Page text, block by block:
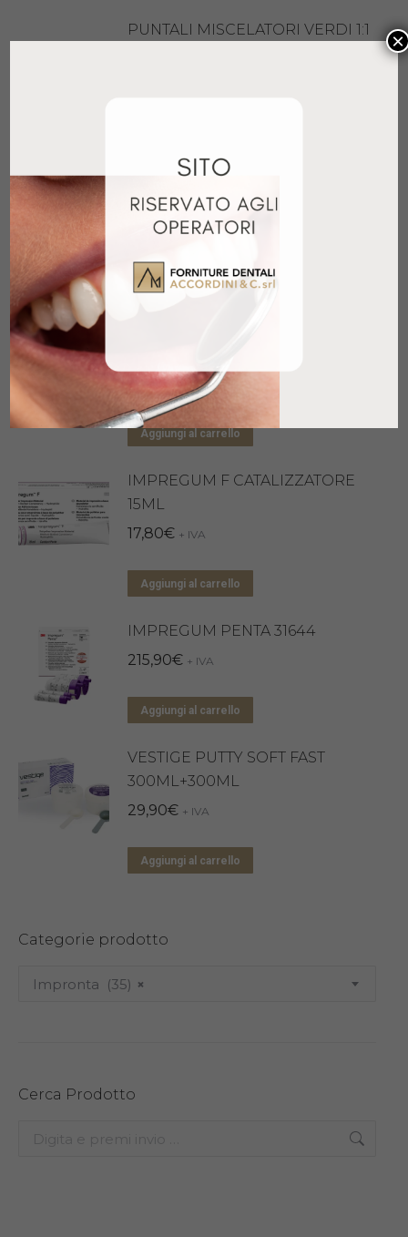
PUNTALI MISCELATORI VERDI 1:1
PUNTALI MISCELATORI GIALLI 1:1
50PZ
18,90€ + IVA
Aggiungi al carrello
35,01€ + IVA
Aggiungi al carrello
IMPREGUM F CATALIZZATORE
15ML
17,80€ + IVA
Aggiungi al carrello
IMPREGUM PENTA 31644
215,90€ + IVA
Aggiungi al carrello
VESTIGE PUTTY SOFT FAST
300ML+300ML
29,90€ + IVA
Aggiungi al carrello
Categorie prodotto
×
Impronta (35)
Cerca Prodotto
×